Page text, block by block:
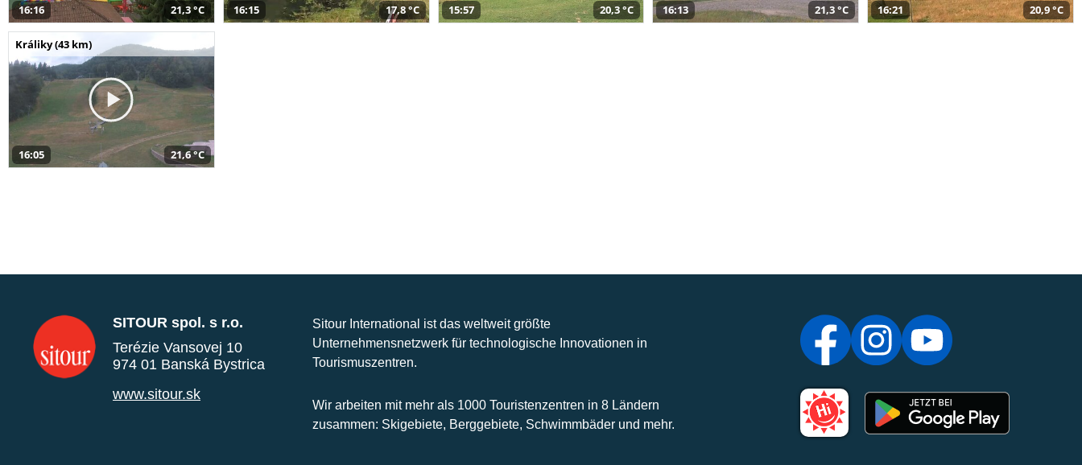
16:16 21,3 °C 16:15 17,8 °C 15:57 20,3 °C 16:13 21,3 °C 16:21 20,9 °C
Králiky (43 km)
16:05 21,6 °C
SITOUR spol. s r.o.
Terézie Vansovej 10
974 01 Banská Bystrica
www.sitour.sk
Sitour International ist das weltweit größte
Unternehmensnetzwerk für technologische Innovationen in
Tourismuszentren.
Wir arbeiten mit mehr als 1000 Touristenzentren in 8 Ländern
zusammen: Skigebiete, Berggebiete, Schwimmbäder und mehr.